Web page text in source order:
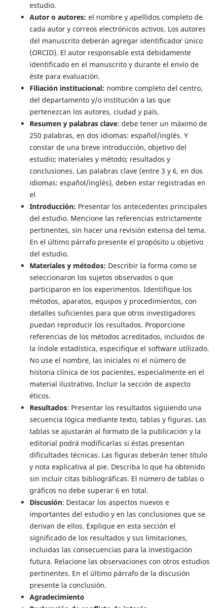
estudio.
Autor o autores: el nombre y apellidos completo de
cada autor y correos electrónicos activos. Los autores
del manuscrito deberán agregar identificador único
(ORCID). El autor responsable está debidamente
identificado en el manuscrito y durante el envío de
éste para evaluación.
Filiación institucional: nombre completo del centro,
del departamento y/o institución a las que
pertenezcan los autores, ciudad y país.
Resumen y palabras clave: debe tener un máximo de
250 palabras, en dos idiomas: español/inglés. Y
constar de una breve introducción, objetivo del
estudio; materiales y método; resultados y
conclusiones. Las palabras clave (entre 3 y 6, en dos
idiomas: español/inglés), deben estar registradas en
el
Introducción: Presentar los antecedentes principales
del estudio. Mencione las referencias estrictamente
pertinentes, sin hacer una revisión extensa del tema.
En el último párrafo presente el propósito u objetivo
del estudio.
Materiales y métodos: Describir la forma como se
seleccionaron los sujetos observados o que
participaron en los experimentos. Identifique los
métodos, aparatos, equipos y procedimientos, con
detalles suficientes para que otros investigadores
puedan reproducir los resultados. Proporcione
referencias de los métodos acreditados, incluidos de
la índole estadística, especifique el software utilizado.
No use el nombre, las iniciales ni el número de
historia clínica de los pacientes, especialmente en el
material ilustrativo. Incluir la sección de aspecto
éticos.
Resultados: Presentar los resultados siguiendo una
secuencia lógica mediante texto, tablas y figuras. Las
tablas se ajustarán al formato de la publicación y la
editorial podrá modificarlas si éstas presentan
dificultades técnicas. Las figuras deberán tener título
y nota explicativa al pie. Describa lo que ha obtenido
sin incluir citas bibliográficas. El número de tablas o
gráficos no debe superar 6 en total.
Discusión: Destacar los aspectos nuevos e
importantes del estudio y en las conclusiones que se
derivan de ellos. Explique en esta sección el
significado de los resultados y sus limitaciones,
incluidas las consecuencias para la investigación
futura. Relacione las observaciones con otros estudios
pertinentes. En el último párrafo de la discusión
presente la conclusión.
Agradecimiento